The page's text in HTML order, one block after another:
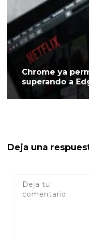
Chrome ya
superando a
Deja una